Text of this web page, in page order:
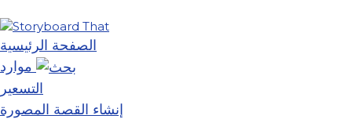
الصفحة الرئيسية
موارد
التسعير
إنشاء القصة المصورة